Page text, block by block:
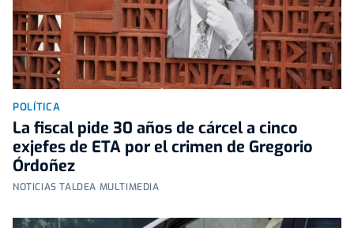
POLÍTICA
La fiscal pide 30 años de cárcel a cinco
exjefes de ETA por el crimen de Gregorio
Órdoñez
NOTICIAS TALDEA MULTIMEDIA